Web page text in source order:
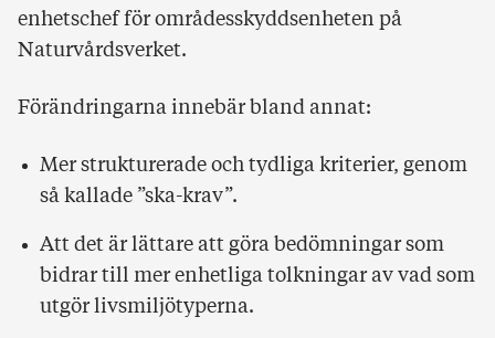
enhetschef för områdesskyddsenheten på
Naturvårdsverket.
Förändringarna innebär bland annat:
Mer strukturerade och tydliga kriterier, genom
så kallade ”ska-krav”.
Att det är lättare att göra bedömningar som
bidrar till mer enhetliga tolkningar av vad som
utgör livsmiljötyperna.